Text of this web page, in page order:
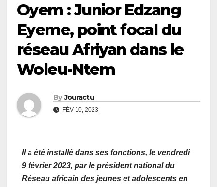
Oyem : Junior Edzang
Eyeme, point focal du
réseau Afriyan dans le
Woleu-Ntem
By Jouractu
FÉV 10, 2023
Il a été installé dans ses fonctions, le vendredi
9 février 2023, par le président national du
Réseau africain des jeunes et adolescents en